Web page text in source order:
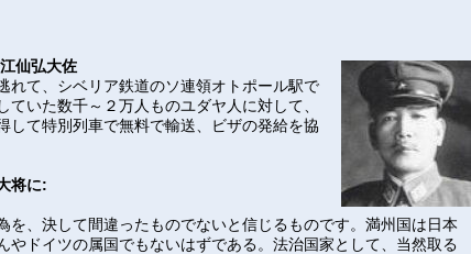
仙弘大佐
れて、シベリア鉄道のソ連領オトポール駅で
ていた数千～２万人ものユダヤ人に対して、
して特別列車で無料で輸送、ビザの発給を協
将に:
を、決して間違ったものでないと信じるものです。満州国は日本
やドイツの属国でもないはずである。法治国家として、当然取る